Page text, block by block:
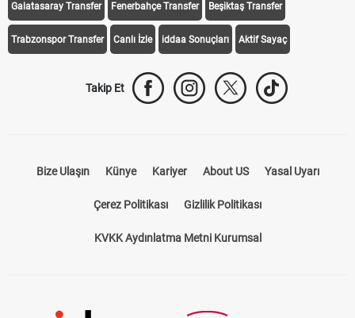
Galatasaray Transfer Fenerbahçe Transfer Beşiktaş Transfer
Trabzonspor Transfer Canlı İzle iddaa Sonuçları Aktif Sayaç
Takip Et
Bize Ulaşın Künye Kariyer About US Yasal Uyarı
Çerez Politikası Gizlilik Politikası
KVKK Aydınlatma Metni Kurumsal